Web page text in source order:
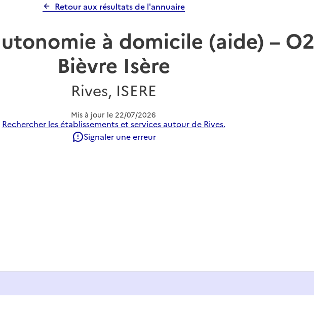
Retour aux résultats de l'annuaire
à domicile (aide) – O2
Bièvre Isère
Rives, ISERE
Mis à jour le 22/07/2026
Rechercher les établissements et services autour de Rives.
Signaler une erreur